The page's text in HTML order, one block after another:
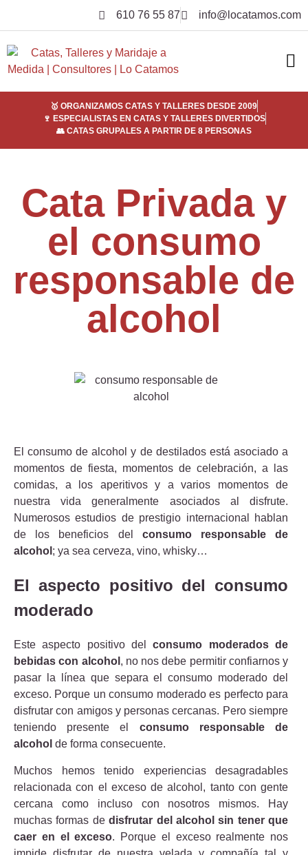
610 76 55 87 info@locatamos.com
🥇 ORGANIZAMOS CATAS Y TALLERES DESDE 2009
🍷 ESPECIALISTAS EN CATAS Y TALLERES DIVERTIDOS
👥 CATAS GRUPALES A PARTIR DE 8 PERSONAS
Cata Privada y
el consumo
responsable de
alcohol
El consumo de alcohol y de destilados está asociado a
momentos de fiesta, momentos de celebración, a las
comidas, a los aperitivos y a varios momentos de
nuestra vida generalmente asociados al disfrute.
Numerosos estudios de prestigio internacional hablan
de los beneficios del consumo responsable de
alcohol ; ya sea cerveza, vino, whisky…
El aspecto positivo del consumo
moderado
Este aspecto positivo delconsumo moderados de
bebidas con alcohol , no nos debe permitir confiarnos y
pasar la línea que separa el consumo moderado del
exceso. Porque un consumo moderado es perfecto para
disfrutar con amigos y personas cercanas. Pero siempre
teniendo presente el consumo responsable de
alcohol de forma consecuente.
Muchos hemos tenido experiencias desagradables
relacionada con el exceso de alcohol, tanto con gente
cercana como incluso con nosotros mismos. Hay
muchas formas dedisfrutar del alcohol sin tener que
caer en el exceso. Porque el exceso realmente nos